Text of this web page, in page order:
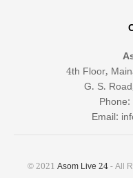
4th Floor,
G. S.
Email:
© 2021 Asom Live 24- All